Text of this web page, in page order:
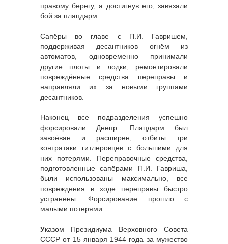
правому берегу, а достигнув его, завязали
бой за плацдарм.
Сапёры во главе с П.И. Гавришем,
поддерживая десантников огнём из
автоматов, одновременно принимали
другие плоты и лодки, ремонтировали
повреждённые средства переправы и
направляли их за новыми группами
десантников.
Наконец все подразделения успешно
форсировали Днепр. Плацдарм был
завоёван и расширен, отбиты три
контратаки гитлеровцев с большими для
них потерями. Переправочные средства,
подготовленные сапёрами П.И. Гавриша,
были использованы максимально, все
повреждения в ходе переправы быстро
устранены. Форсирование прошло с
малыми потерями.
Указом Президиума Верховного Совета
СССР от 15 января 1944 года за мужество